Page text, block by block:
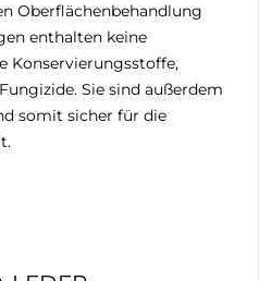
Oberflächenbehandlung
enthalten keine
Konservierungsstoffe,
Sie sind außerdem
somit sicher für die